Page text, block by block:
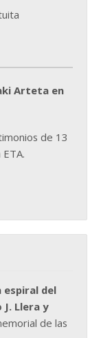
Arteta en
de 13
espiral del
J. Llera y
de las